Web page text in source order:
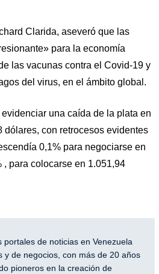
Clarida, aseveró que las
para la economía
las vacunas contra el Covid-19 y
del virus, en el ámbito global.
una caída de la plata en
dólares, con retrocesos evidentes
0,1% para negociarse en
para colocarse en 1.051,94
de noticias en Venezuela
y de negocios, con más de 20 años
pioneros en la creación de